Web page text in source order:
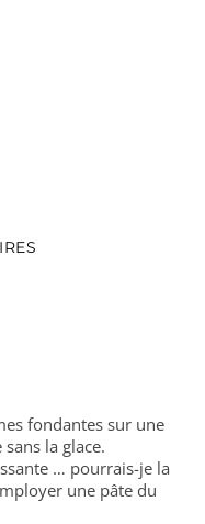
fondantes sur une
sans la glace.
… pourrais-je la
une pâte du